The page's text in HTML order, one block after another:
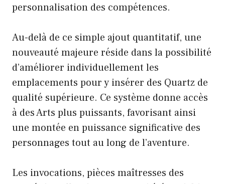
personnalisation des compétences.
Au-delà de ce simple ajout quantitatif, une
nouveauté majeure réside dans la possibilité
d’améliorer individuellement les
emplacements pour y insérer des Quartz de
qualité supérieure. Ce système donne accès
à des Arts plus puissants, favorisant ainsi
une montée en puissance significative des
personnages tout au long de l’aventure.
Les invocations, pièces maîtresses des